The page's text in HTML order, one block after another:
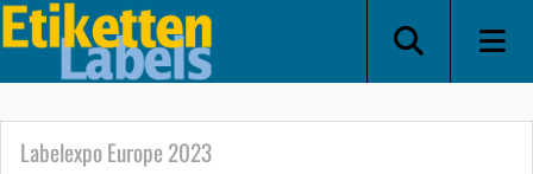
Labelexpo Europe 2023